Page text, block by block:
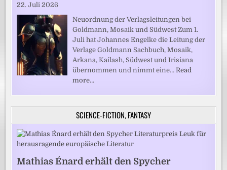
22. Juli 2026
Neuordnung der Verlagsleitungen bei
Goldmann, Mosaik und Südwest Zum 1.
Juli hat Johannes Engelke die Leitung der
Verlage Goldmann Sachbuch, Mosaik,
Arkana, Kailash, Südwest und Irisiana
übernommen und nimmt eine…Read
more…
SCIENCE-FICTION, FANTASY
Mathias Énard erhält den Spycher